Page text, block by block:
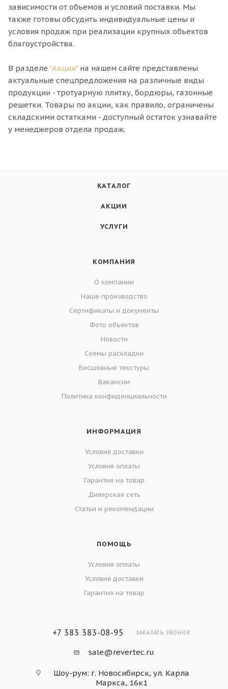
зависимости от объемов и условий поставки. Мы
также готовы обсудить индивидуальные цены и
условия продаж при реализации крупных объектов
благоустройства.
В разделе "Акции"на нашем сайте представлены
актуальные спецпредложения на различные виды
продукции - тротуарную плитку, бордюры, газонные
решетки. Товары по акции, как правило, ограничены
складскими остатками - доступный остаток узнавайте
у менеджеров отдела продаж.
КАТАЛОГ
АКЦИИ
УСЛУГИ
КОМПАНИЯ
О компании
Наше производство
Сертификаты и документы
Фото объектов
Новости
Схемы раскладки
Бесшовные текстуры
Вакансии
Политика конфиденциальности
ИНФОРМАЦИЯ
Условия доставки
Условия оплаты
Гарантия на товар
Дилерская сеть
Статьи и рекомендации
ПОМОЩЬ
Условия оплаты
Условия доставки
Гарантия на товар
+7 383 383-08-95 ЗАКАЗАТЬ ЗВОНОК
sale@revertec.ru
Шоу-рум: г. Новосибирск, ул. Карла
Маркса, 16к1